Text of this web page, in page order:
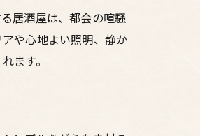
居酒屋は、都会の喧騒
や心地よい照明、静か
ます。